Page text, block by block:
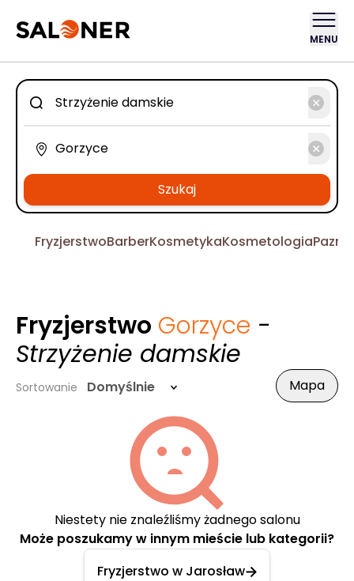
MENU
Szukaj
FryzjerstwoBarberKosmetykaKosmetologia
Fryzjerstwo Gorzyce -
Strzyżenie damskie
Sortowanie Domyślnie Mapa
Niestety nie znaleźliśmy żadnego salonu
Może poszukamy w innym mieście lub kategorii?
Fryzjerstwo w Jarosław